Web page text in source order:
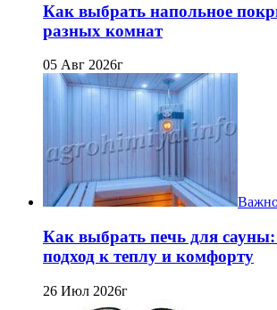
Как выбрать напольное
разных комнат
05 Авг 2026г
Как выбрать печь для
подход к теплу и комфорту
26 Июл 2026г